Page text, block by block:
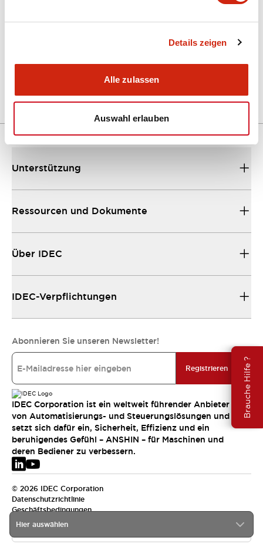
Details zeigen
Alle zulassen
Auswahl erlauben
Brauche Hilfe ?
Genehmigungen & Standards
04/09/2025.PDF1.23MB
Hier auswählen
Unterstützung
Ressourcen und Dokumente
Über IDEC
IDEC-Verpflichtungen
Abonnieren Sie unseren Newsletter!
Registrieren
IDEC Corporation ist ein weltweit führender Anbieter
von Automatisierungs- und Steuerungslösungen und
setzt sich dafür ein, Sicherheit, Effizienz und ein
beruhigendes Gefühl – ANSHIN – für Maschinen und
deren Bediener zu verbessern.
© 2026 IDEC Corporation
Datenschutzrichtlinie
Geschäftsbedingungen
EMEA